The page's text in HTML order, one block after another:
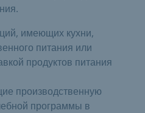
имеющих кухни,
питания или
продуктов питания
производственную
программы в